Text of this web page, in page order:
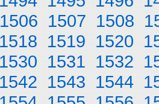
1506 1507 1508
1518 1519 1520
1530 1531 1532
1542 1543 1544